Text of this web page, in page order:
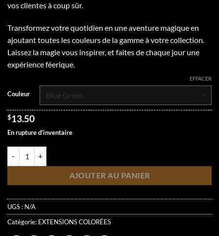
vos clientes à coup sûr.
Transformez votre quotidien en une aventure magique en
ajoutant toutes les couleurs de la gamme à votre collection.
Laissez la magie vous inspirer, et faites de chaque jour une
expérience féerique.
Couleur
EFFACER
$13.50
En rupture d'inventaire
AJOUTER AU PANIER
UGS : N/A
Catégorie: EXTENSIONS COLORÉES